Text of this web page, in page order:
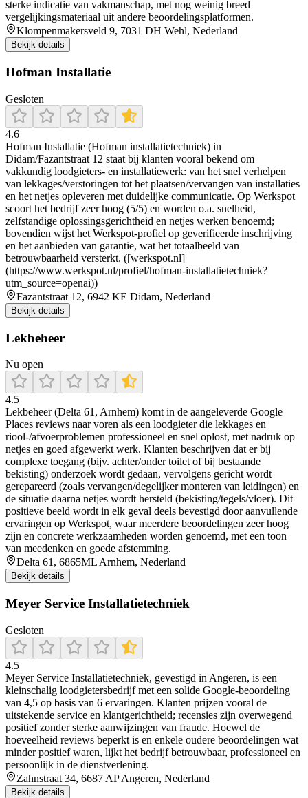
sterke indicatie van vakmanschap, met nog weinig breed
vergelijkingsmateriaal uit andere beoordelingsplatformen.
Klompenmakersveld 9, 7031 DH Wehl, Nederland
Bekijk details
Hofman Installatie
Gesloten
4.6
Hofman Installatie (Hofman installatietechniek) in
Didam/Fazantstraat 12 staat bij klanten vooral bekend om
vakkundig loodgieters- en installatiewerk: van het snel verhelpen
van lekkages/verstoringen tot het plaatsen/vervangen van installaties
en het netjes opleveren met duidelijke communicatie. Op Werkspot
scoort het bedrijf zeer hoog (5/5) en worden o.a. snelheid,
zelfstandige oplossingsgerichtheid en netjes werken benoemd;
bovendien wijst het Werkspot-profiel op geverifieerde inschrijving
en het aanbieden van garantie, wat het totaalbeeld van
betrouwbaarheid versterkt. ([werkspot.nl]
(https://www.werkspot.nl/profiel/hofman-installatietechniek?
utm_source=openai))
Fazantstraat 12, 6942 KE Didam, Nederland
Bekijk details
Lekbeheer
Nu open
4.5
Lekbeheer (Delta 61, Arnhem) komt in de aangeleverde Google
Places reviews naar voren als een loodgieter die lekkages en
riool-/afvoerproblemen professioneel en snel oplost, met nadruk op
netjes en goed afgewerkt werk. Klanten beschrijven dat er bij
complexe toegang (bijv. achter/onder toilet of bij bestaande
bekisting) onderzoek wordt gedaan, vervolgens gericht wordt
gerepareerd (zoals vervangen/degelijker monteren van leidingen) en
de situatie daarna netjes wordt hersteld (bekisting/tegels/vloer). Dit
positieve beeld wordt in elk geval deels bevestigd door aanvullende
ervaringen op Werkspot, waar meerdere beoordelingen zeer hoog
zijn en concrete werkzaamheden worden genoemd, met een toon
van meedenken en goede afstemming.
Delta 61, 6865ML Arnhem, Nederland
Bekijk details
Meyer Service Installatietechniek
Gesloten
4.5
Meyer Service Installatietechniek, gevestigd in Angeren, is een
kleinschalig loodgietersbedrijf met een solide Google-beoordeling
van 4,5 op basis van 6 ervaringen. Klanten prijzen vooral de
uitstekende service en klantgerichtheid; recensies zijn overwegend
positief zonder sterke aanwijzingen van fraude. Hoewel de
hoeveelheid reviews beperkt is en enkele oudere beoordelingen wat
minder positief waren, lijkt het bedrijf betrouwbaar, professioneel en
persoonlijk in de dienstverlening.
Zahnstraat 34, 6687 AP Angeren, Nederland
Bekijk details